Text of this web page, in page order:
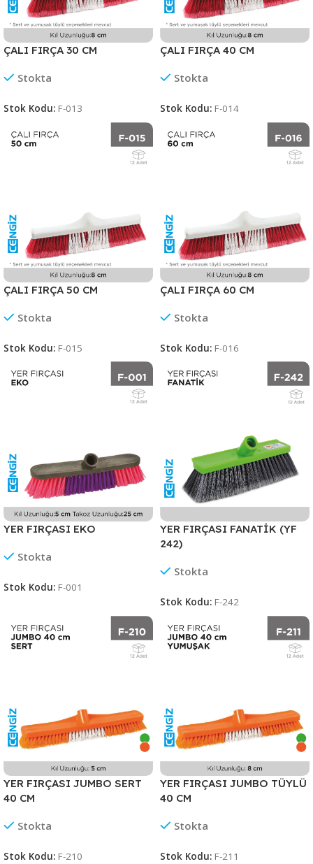
ÇALI FIRÇA 30 CM
Stokta
Stok Kodu: F-013
ÇALI FIRÇA 40 CM
Stokta
Stok Kodu: F-014
ÇALI FIRÇA 50 CM
Stokta
Stok Kodu: F-015
ÇALI FIRÇA 60 CM
Stokta
Stok Kodu: F-016
YER FIRÇASI EKO
Stokta
Stok Kodu: F-001
YER FIRÇASI FANATİK (YF
242)
Stokta
Stok Kodu: F-242
YER FIRÇASI JUMBO SERT
40 CM
Stokta
Stok Kodu: F-210
YER FIRÇASI JUMBO TÜYLÜ
40 CM
Stokta
Stok Kodu: F-211